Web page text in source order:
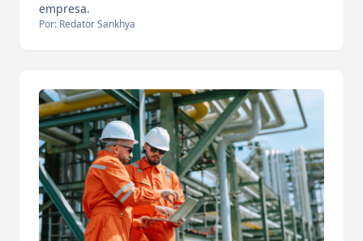
empresa.
Por: Redator Sankhya